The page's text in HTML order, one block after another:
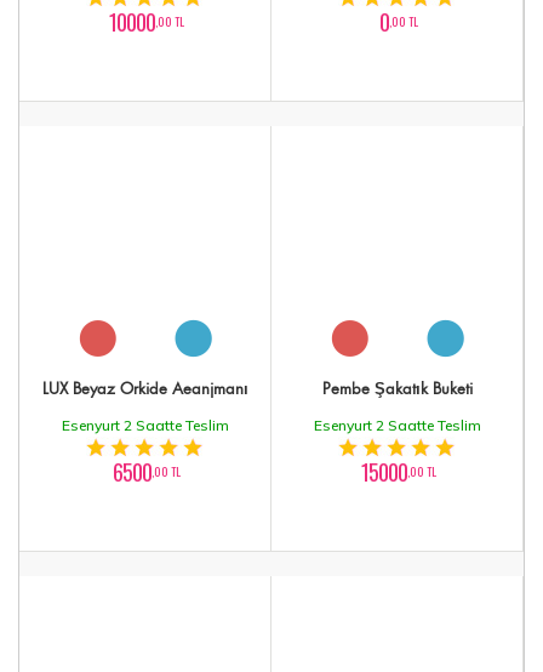
10000,00 TL 0,00 TL
LÜX Beyaz Orkide Aeanjmanı
Esenyurt 2 Saatte Teslim
6500,00 TL
Pembe Şakatık Buketi
Esenyurt 2 Saatte Teslim
15000,00 TL